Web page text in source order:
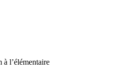
à l’élémentaire